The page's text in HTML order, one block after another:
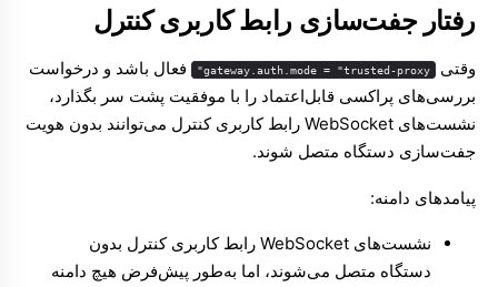
رفتار جفت‌سازی رابط کاربری کنترل
وقتی gateway.auth.mode = "trusted-proxy"
فعال باشد و درخواست
بررسی‌های پراکسی قابل‌اعتماد را با موفقیت پشت سر بگذارد،
نشست‌های WebSocket رابط کاربری کنترل می‌توانند بدون هویت
جفت‌سازی دستگاه متصل شوند.
پیامدهای دامنه:
نشست‌های WebSocket رابط کاربری کنترل بدون
دستگاه متصل می‌شوند، اما به‌طور پیش‌فرض هیچ دامنه